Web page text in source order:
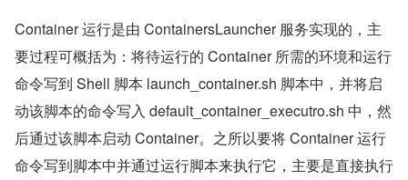
Container 运行是由 ContainersLauncher 服务实现的，主
要过程可概括为：将待运行的 Container 所需的环境和运行
命令写到 Shell 脚本 launch_container.sh 脚本中，并将启
动该脚本的命令写入 default_container_executro.sh 中，然
后通过该脚本启动 Container。之所以要将 Container 运行
命令写到脚本中并通过运行脚本来执行它，主要是直接执行